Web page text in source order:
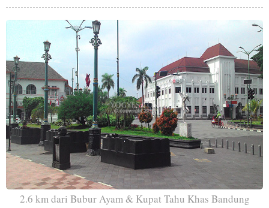
2.6 km dari Bubur Ayam & Kupat Tahu Khas Bandung